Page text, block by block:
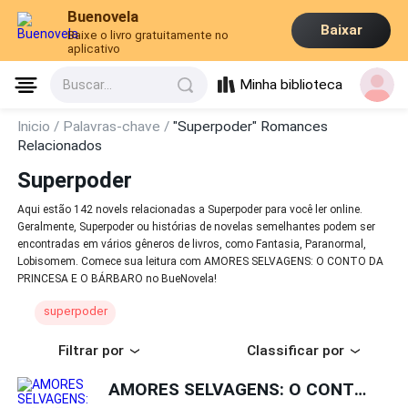
Buenovela
Baixe o livro gratuitamente no
aplicativo
Baixar
Buscar... Minha biblioteca
Inicio / Palavras-chave /"Superpoder" Romances
Relacionados
Superpoder
Aqui estão 142 novels relacionadas a Superpoder para você ler online.
Geralmente, Superpoder ou histórias de novelas semelhantes podem ser
encontradas em vários gêneros de livros, como Fantasia, Paranormal,
Lobisomem. Comece sua leitura com AMORES SELVAGENS: O CONTO DA
PRINCESA E O BÁRBARO no BueNovela!
superpoder
Filtrar por Classificar por
AMORES SELVAGENS: O CONTO DA PRINCESA E O BÁRBARO